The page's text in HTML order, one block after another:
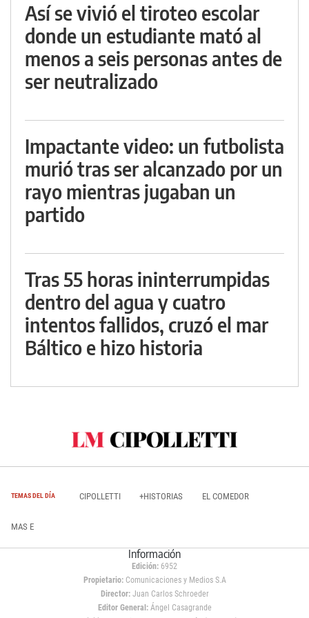
Así se vivió el tiroteo escolar
donde un estudiante mató al
menos a seis personas antes de
ser neutralizado
Impactante video: un futbolista
murió tras ser alcanzado por un
rayo mientras jugaban un
partido
Tras 55 horas ininterrumpidas
dentro del agua y cuatro
intentos fallidos, cruzó el mar
Báltico e hizo historia
TEMAS DEL DÍA CIPOLLETTI +HISTORIAS EL COMEDOR
MAS E
Información
Edición: 6952
Propietario:Comunicaciones y Medios S.A
Director: Juan Carlos Schroeder
Editor General:Ángel Casagrande